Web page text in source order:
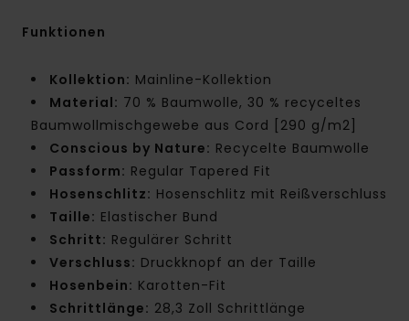
Funktionen
Kollektion: Mainline-Kollektion
Material: 70 % Baumwolle, 30 % recyceltes
Baumwollmischgewebe aus Cord [290 g/m2]
Conscious by Nature: Recycelte Baumwolle
Passform: Regular Tapered Fit
Hosenschlitz: Hosenschlitz mit Reißverschluss
Taille: Elastischer Bund
Schritt: Regulärer Schritt
Verschluss: Druckknopf an der Taille
Hosenbein: Karotten-Fit
Schrittlänge: 28,3 Zoll Schrittlänge